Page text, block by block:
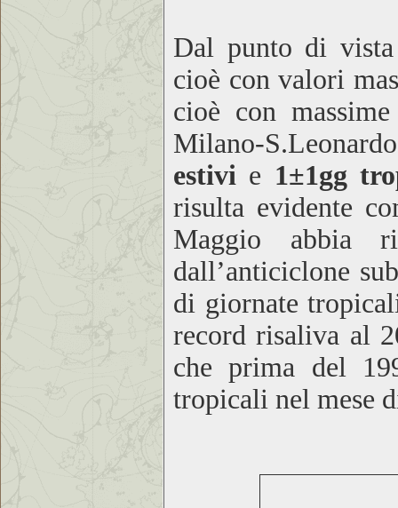
Dal punto di
cioè con valori
cioè con
Milano-
estivi e 1±1gg
risulta evidente
Maggio abbia
dall’anticiclone
di giornate
record risaliva al
che prima del
tropicali nel mese